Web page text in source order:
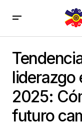
2025: Cómo
liderazgo
2025:
futuro